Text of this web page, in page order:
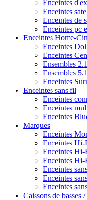
Enceintes
Enceintes
Enceintes de
Enceintes pc
Enceintes Home-
Enceintes
Enceintes
Ensembles 2.1
Ensembles 5.1
Enceintes
Enceintes sans fil
Enceintes
Enceintes
Enceintes
Marques
Enceintes
Enceintes Hi-
Enceintes Hi-
Enceintes
Enceintes
Enceintes
Enceintes
Caissons de basses